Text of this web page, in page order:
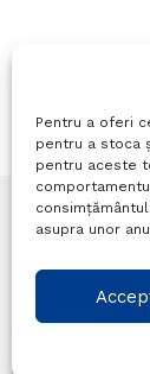
Pentru a oferi
pentru a stoca
pentru aceste
asupra unor